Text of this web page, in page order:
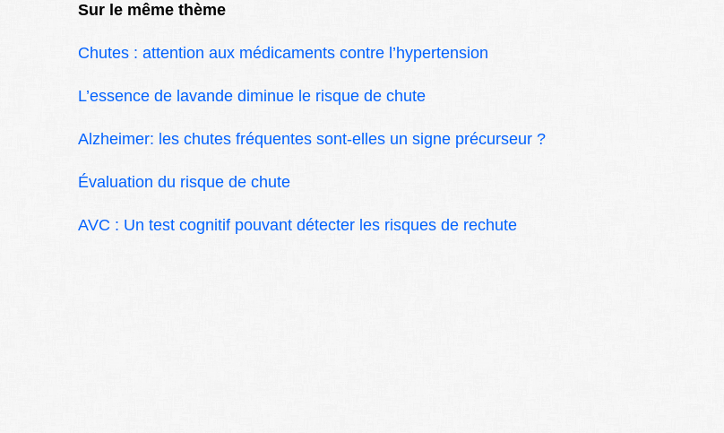
Sur le même thème
Chutes : attention aux médicaments contre l’hypertension
L’essence de lavande diminue le risque de chute
Alzheimer: les chutes fréquentes sont-elles un signe précurseur ?
Évaluation du risque de chute
AVC : Un test cognitif pouvant détecter les risques de rechute